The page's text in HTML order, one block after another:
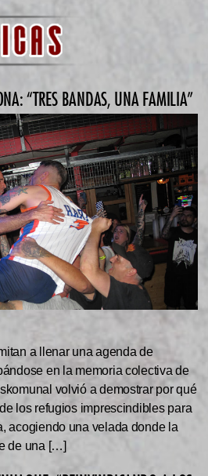
“TRES BANDAS, UNA FAMILIA”
a llenar una agenda de
en la memoria colectiva de
volvió a demostrar por qué
los refugios imprescindibles para
acogiendo una velada donde la
de una […]